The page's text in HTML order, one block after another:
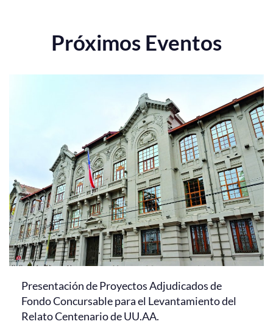
Próximos Eventos
Presentación de Proyectos Adjudicados de
Fondo Concursable para el Levantamiento del
Relato Centenario de UU.AA.